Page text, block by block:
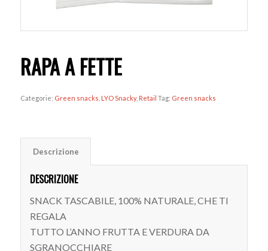
RAPA A FETTE
Categorie: Green snacks LYO Snacky, Retail Tag: Green snacks
Descrizione
DESCRIZIONE
SNACK TASCABILE, 100% NATURALE, CHE TI
REGALA
TUTTO L’ANNO FRUTTA E VERDURA DA
SGRANOCCHIARE